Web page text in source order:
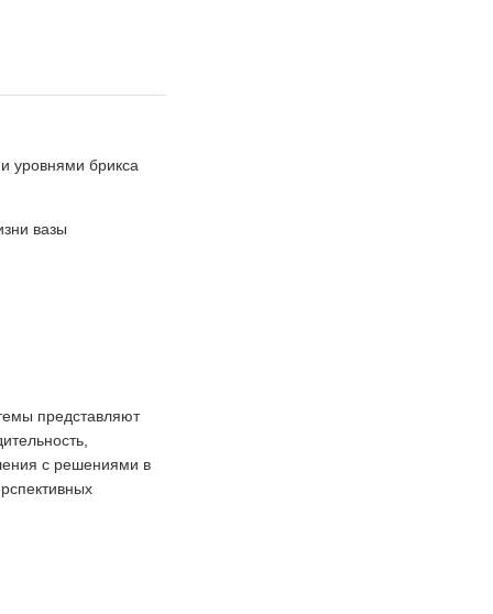
уровнями брикса
вазы
представляют
с решениями в